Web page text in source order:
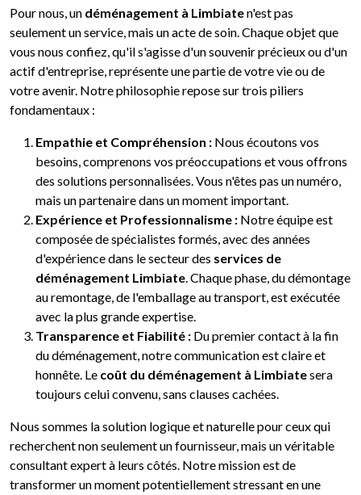
Pour nous, un déménagement à Limbiaten'est pas
seulement un service, mais un acte de soin. Chaque objet que
vous nous confiez, qu'il s'agisse d'un souvenir précieux ou d'un
actif d'entreprise, représente une partie de votre vie ou de
votre avenir. Notre philosophie repose sur trois piliers
fondamentaux :
Empathie et Compréhension : Nous écoutons vos
besoins, comprenons vos préoccupations et vous offrons
des solutions personnalisées. Vous n'êtes pas un numéro,
mais un partenaire dans un moment important.
Expérience et Professionnalisme : Notre équipe est
composée de spécialistes formés, avec des années
d'expérience dans le secteur des services de
déménagement Limbiate. Chaque phase, du démontage
au remontage, de l'emballage au transport, est exécutée
avec la plus grande expertise.
Transparence et Fiabilité : Du premier contact à la fin
du déménagement, notre communication est claire et
honnête. Le coût du déménagement à Limbiatesera
toujours celui convenu, sans clauses cachées.
Nous sommes la solution logique et naturelle pour ceux qui
recherchent non seulement un fournisseur, mais un véritable
consultant expert à leurs côtés. Notre mission est de
transformer un moment potentiellement stressant en une